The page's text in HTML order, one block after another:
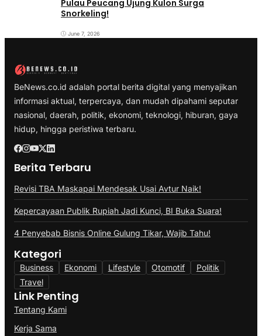
Pulau Peucang Ujung Kulon Surga
Snorkeling!
June 7, 2026
BeNews.co.id adalah portal berita digital yang menyajikan
informasi aktual, terpercaya, dan mudah dipahami seputar
nasional, daerah, politik, ekonomi, teknologi, hiburan, gaya
hidup, hingga peristiwa terbaru.
Berita Terbaru
Revisi TBA Maskapai Mendesak Usai Avtur Naik!
Kepercayaan Publik Rupiah Jadi Kunci, BI Buka Suara!
4 Penyebab Bisnis Online Gulung Tikar, Wajib Tahu!
Kategori
Business Ekonomi Lifestyle Otomotif
Politik
Travel
Link Penting
Tentang Kami
Kerja Sama